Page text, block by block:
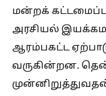
மன்றக்
அரசியல்
ஆரம்பகட்ட
வருகின்றன.